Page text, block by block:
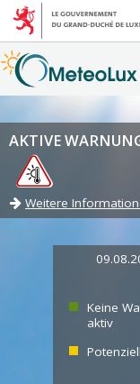
AKTIVE
Weitere
Keine
aktiv